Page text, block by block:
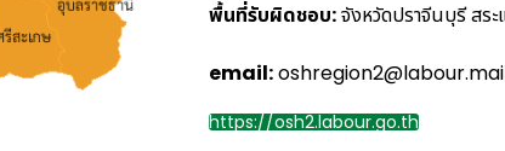
พื้นที่รับผิดชอบ:จังหวัดปราจีนบุรี สร
email:
https://osh2.labour.go.th